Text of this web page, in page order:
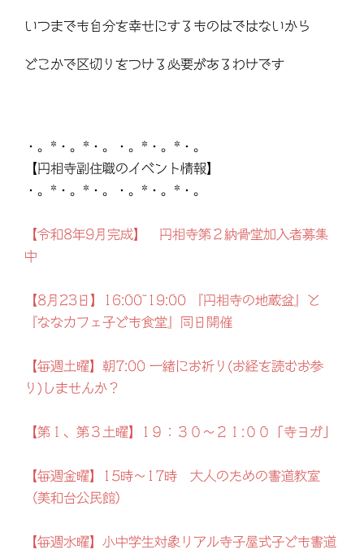
いつまでも自分を幸せにするものはではないから
どこかで区切りをつける必要があるわけです
・。*・。*・。・。*・。*・。
【円相寺副住職のイベント情報】
・。*・。*・。・。*・。*・。
【令和8年9月完成】 円相寺第２納骨堂加入者募集
中
【8月23日】16:00~19:00 『円相寺の地蔵盆』と
『ななカフェ子ども食堂』同日開催
【毎週土曜】朝7:00 一緒にお祈り(お経を読むお参
り)しませんか？
【第１、第３土曜】1９：３０～２１:００「寺ヨガ」
【毎週金曜】15時～17時 大人のための書道教室
（美和台公民館）
【毎週水曜】小中学生対象リアル寺子屋式子ども書道